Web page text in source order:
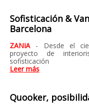
Sofisticación &
Barcelona
ZANIA - Desde el
proyecto de
sofisticación
Leer más
Quooker,